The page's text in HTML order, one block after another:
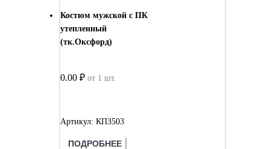
Костюм мужской с ПК
утепленный
(тк.Оксфорд)
0.00 ₽ от 1 шт.
Артикул: КП3503
ПОДРОБНЕЕ